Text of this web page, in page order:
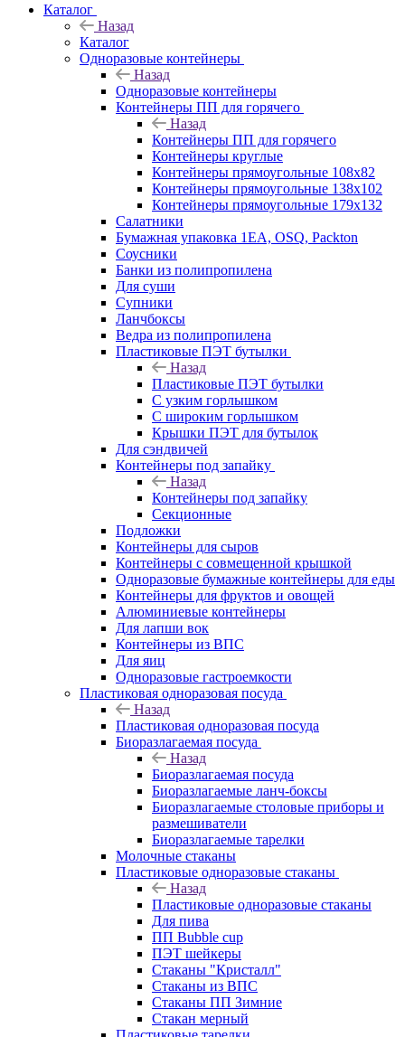
Каталог
Назад
Каталог
Одноразовые контейнеры
Назад
Одноразовые контейнеры
Контейнеры ПП для горячего
Назад
Контейнеры ПП для горячего
Контейнеры круглые
Контейнеры прямоугольные 108х82
Контейнеры прямоугольные 138х102
Контейнеры прямоугольные 179х132
Салатники
Бумажная упаковка 1ЕА, OSQ, Packton
Соусники
Банки из полипропилена
Для суши
Супники
Ланчбоксы
Ведра из полипропилена
Пластиковые ПЭТ бутылки
Назад
Пластиковые ПЭТ бутылки
С узким горлышком
С широким горлышком
Крышки ПЭТ для бутылок
Для сэндвичей
Контейнеры под запайку
Назад
Контейнеры под запайку
Секционные
Подложки
Контейнеры для сыров
Контейнеры с совмещенной крышкой
Одноразовые бумажные контейнеры для еды
Контейнеры для фруктов и овощей
Алюминиевые контейнеры
Для лапши вок
Контейнеры из ВПС
Для яиц
Одноразовые гастроемкости
Пластиковая одноразовая посуда
Назад
Пластиковая одноразовая посуда
Биоразлагаемая посуда
Назад
Биоразлагаемая посуда
Биоразлагаемые ланч-боксы
Биоразлагаемые столовые приборы и
размешиватели
Биоразлагаемые тарелки
Молочные стаканы
Пластиковые одноразовые стаканы
Назад
Пластиковые одноразовые стаканы
Для пива
ПП Bubble cup
ПЭТ шейкеры
Стаканы "Кристалл"
Стаканы из ВПС
Стаканы ПП Зимние
Стакан мерный